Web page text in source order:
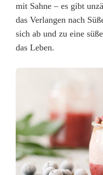
mit Sahne – es gibt
das Verlangen nach
sich ab und zu eine
das Leben.